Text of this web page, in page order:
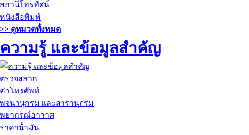
สถานีโทรทัศน์
หนังสือพิมพ์
>> ดูหมวดทั้งหมด
ความรู้ และข้อมูลสำคัญ
ตรวจสลาก
ค่าโทรศัพท์
พจนานุกรม และสารานุกรม
พยากรณ์อากาศ
ราคาน้ำมัน